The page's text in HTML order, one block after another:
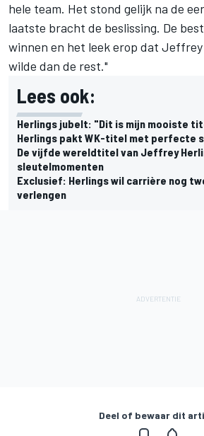
hele team. Het stond gelijk na de
laatste bracht de beslissing. De
winnen en het leek erop dat
wilde dan de rest."
Lees ook:
Herlings jubelt: "Dit is mijn mooiste
Herlings pakt WK-titel met perfecte
De vijfde wereldtitel van Jeffrey
sleutelmomenten
Exclusief: Herlings wil carrière nog
verlengen
Deel of bewaar dit